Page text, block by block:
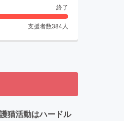
終了
支援者数384人
猫活動はハードル